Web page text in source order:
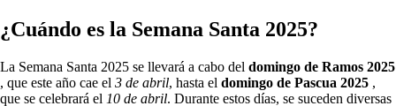
¿Cuándo es la Semana Santa 2025?
La Semana Santa 2025 se llevará a cabo del domingo de Ramos 2025
, que este año cae el 3 de abril, hasta el domingo de Pascua 2025 ,
que se celebrará el 10 de abril. Durante estos días, se suceden diversas